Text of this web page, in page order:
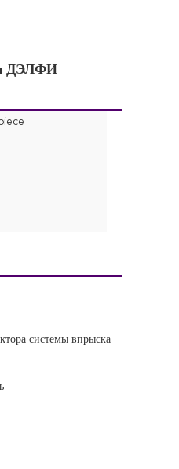
ДЭЛФИ
системы впрыска